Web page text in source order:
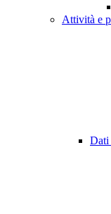
Attività e
Dati